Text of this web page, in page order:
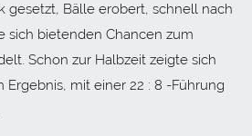
gesetzt, Bälle erobert, schnell nach
sich bietenden Chancen zum
Schon zur Halbzeit zeigte sich
mit einer 22 : 8 -Führung